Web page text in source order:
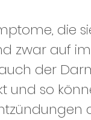
die
zwar auf
der
und so